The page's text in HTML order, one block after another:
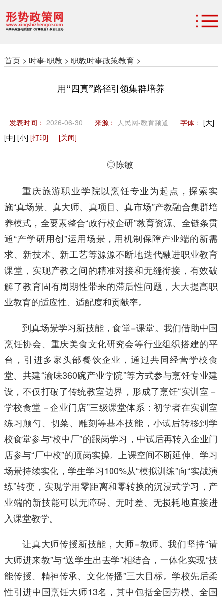
首页 > 时事·职教 > 职教时事政策教育 >
用“四真”路径引领集群培养
发表时间： 2026-06-30 来源： 人民网-教育频道 字体： [大]
[中] [小] [打印] [关闭]
◎陈敏
重庆旅游职业学院以烹饪专业为起点，探索实
施“真场景、真大师、真项目、真市场”产教融合集群培
养模式，全要素整合“政行校企研”教育资源、全链条贯
通“产学研用创”运用场景，用机制保障产业端的新需
求、新技术、新工艺等源源不断地迭代融进职业教育
课堂，实现产教之间的精准对接和无缝衔接，有效破
解了教育固有周期性带来的滞后性问题，大大提高职
业教育的适应性、适配度和贡献率。
到真场景学习新技能，食堂=课堂。我们借助中国
烹饪协会、重庆美食文化研究会等行业组织搭建的平
台，引进多家头部餐饮企业，通过共同经营学校食
堂、共建“渝味360碗产业学院”等方式参与烹饪专业建
设，不仅打破了传统教室边界，形成了烹饪“实训室－
学校食堂－企业门店”三级课堂体系：初学者在实训室
练习颠勺、切菜、雕刻等基本技能，小试后转移到学
校食堂参与“校中厂”的跟岗学习，中试后再转入企业门
店参与“厂中校”的顶岗实操。上课空间不断延伸、学习
场景持续实化，学生学习100%从“模拟训练”向“实战演
练”转变，实现学用零距离和零转换的沉浸式学习，产
业端的新技能可以无障碍、无时差、无损耗地直接进
入课堂教学。
让真大师传授新技能，大师=教师。我们坚持“请
大师进来教”与“送学生出去学”相结合，一体化实现“技
能传授、精神传承、文化传播”三大目标。学校先后柔
性引进中国烹饪大师13名，其中包括全国劳模、全国